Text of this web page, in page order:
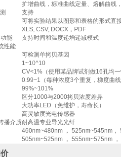
扩增曲线，标准曲线定量、熔解曲线
支持
可将实验结果以图形和表格的形式直
XLS, CSV, DOCX，PDF
能
支持时间和温度递增递减模式
性能
可检测单拷贝基因
1~10^10
CV<1%（使用某品牌试剂做16孔均
0.99~1（每种浓度3个重复，梯度曲
99%~101%
区分1000与2000拷贝浓度差异
大功率LED（免维护，寿命长）
高灵敏度光电传感器
播介质耐高温专业导光光纤
460nm~480nm ， 525nm~545nm
505nm~525nm ， 555nm~575nm